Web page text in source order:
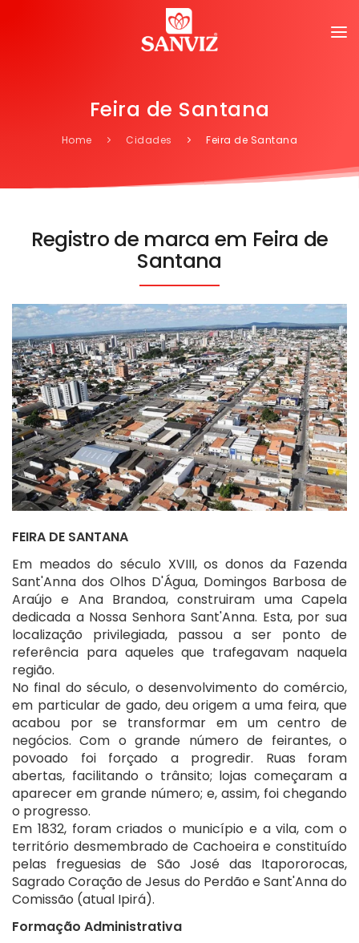
Feira de Santana
Home Cidades Feira de Santana
Registro de marca em Feira de
Santana
FEIRA DE SANTANA
Em meados do século XVIII, os donos da Fazenda
Sant'Anna dos Olhos D'Água, Domingos Barbosa de
Araújo e Ana Brandoa, construiram uma Capela
dedicada a Nossa Senhora Sant'Anna. Esta, por sua
localização privilegiada, passou a ser ponto de
referência para aqueles que trafegavam naquela
região.
No final do século, o desenvolvimento do comércio,
em particular de gado, deu origem a uma feira, que
acabou por se transformar em um centro de
negócios. Com o grande número de feirantes, o
povoado foi forçado a progredir. Ruas foram
abertas, facilitando o trânsito; lojas começaram a
aparecer em grande número; e, assim, foi chegando
o progresso.
Em 1832, foram criados o município e a vila, com o
território desmembrado de Cachoeira e constituído
pelas freguesias de São José das Itapororocas,
Sagrado Coração de Jesus do Perdão e Sant'Anna do
Comissão (atual Ipirá).
Formação Administrativa